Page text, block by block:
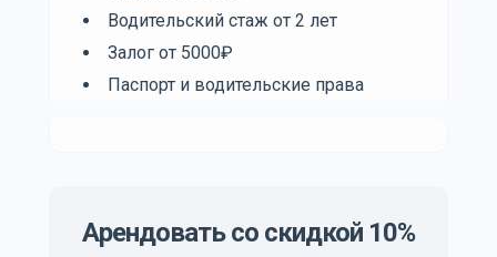
Водительский стаж от 2 лет
Залог от 5000₽
Паспорт и водительские права
Арендовать со скидкой 10%